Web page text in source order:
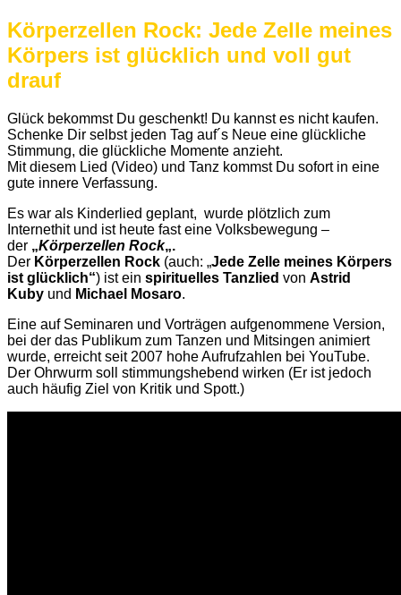
Körperzellen Rock: Jede Zelle meines
Körpers ist glücklich und voll gut
drauf
Glück bekommst Du geschenkt! Du kannst es nicht kaufen.
Schenke Dir selbst jeden Tag auf´s Neue eine glückliche
Stimmung, die glückliche Momente anzieht.
Mit diesem Lied (Video) und Tanz kommst Du sofort in eine
gute innere Verfassung.
Es war als Kinderlied geplant, wurde plötzlich zum
Internethit und ist heute fast eine Volksbewegung –
der „Körperzellen Rock„.
Der Körperzellen Rock (auch: „Jede Zelle meines Körpers
ist glücklich“) ist ein spirituelles Tanzlied von Astrid
Kuby und Michael Mosaro.
Eine auf Seminaren und Vorträgen aufgenommene Version,
bei der das Publikum zum Tanzen und Mitsingen animiert
wurde, erreicht seit 2007 hohe Aufrufzahlen bei YouTube.
Der Ohrwurm soll stimmungshebend wirken (Er ist jedoch
auch häufig Ziel von Kritik und Spott.)